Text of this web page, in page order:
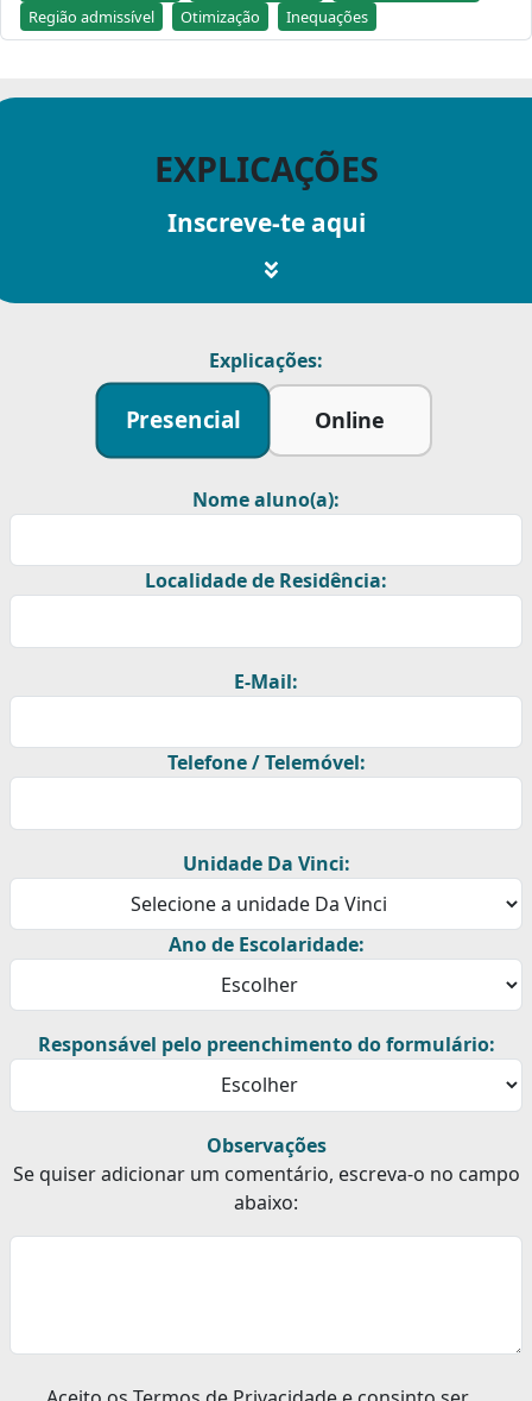
Região admissível
Otimização Inequações
EXPLICAÇÕES
Inscreve-te aqui
Explicações:
Presencial Online
Nome aluno(a):
Localidade de Residência:
E-Mail:
Telefone / Telemóvel:
Unidade Da Vinci:
Ano de Escolaridade:
Responsável pelo preenchimento do formulário:
Observações
Se quiser adicionar um comentário, escreva-o no campo
abaixo: